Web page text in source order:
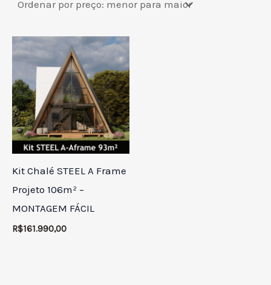
Kit Chalé STEEL A Frame
Projeto 106m² –
MONTAGEM FÁCIL
R$161.990,00